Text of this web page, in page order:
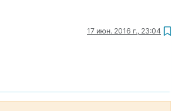
17 июн. 2016 г., 23:04